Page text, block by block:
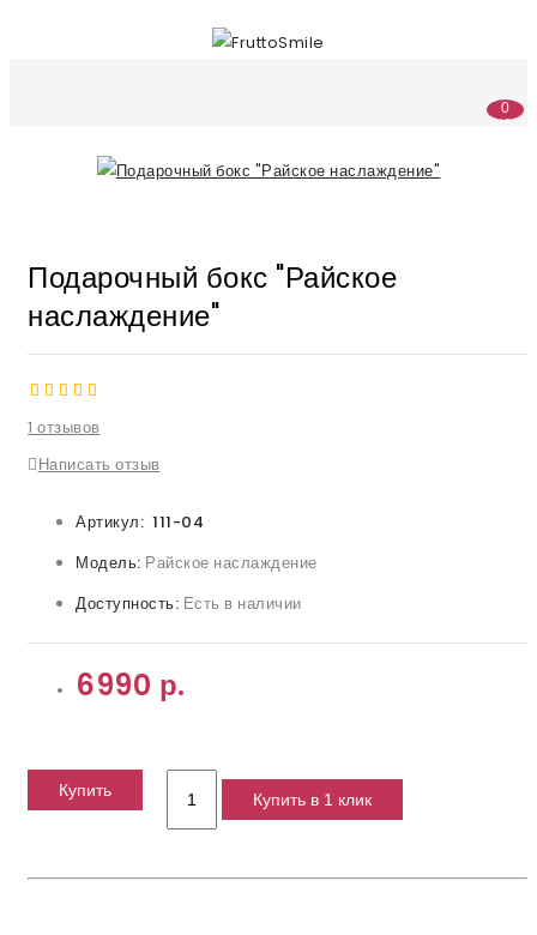
0
(0
Подарочный бокс "Райское
наслаждение"
1 отзывов
Написать отзыв
Артикул: 111-04
Модель: Райское наслаждение
Доступность: Есть в наличии
6990 р.
Купить Купить в 1 клик